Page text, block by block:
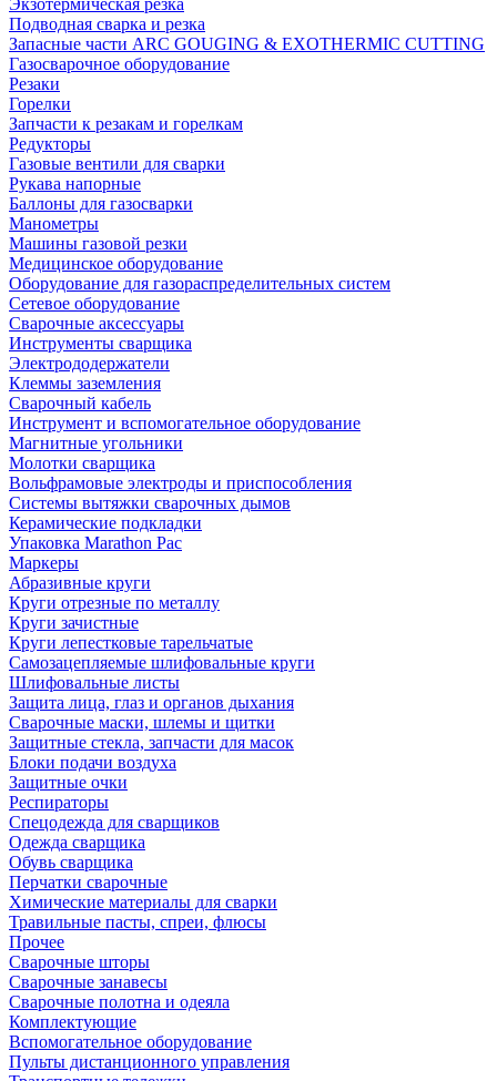
Экзотермическая резка
Подводная сварка и резка
Запасные части ARC GOUGING & EXOTHERMIC CUTTING
Газосварочное оборудование
Резаки
Горелки
Запчасти к резакам и горелкам
Редукторы
Газовые вентили для сварки
Рукава напорные
Баллоны для газосварки
Манометры
Машины газовой резки
Медицинское оборудование
Оборудование для газораспределительных систем
Сетевое оборудование
Сварочные аксессуары
Инструменты сварщика
Электрододержатели
Клеммы заземления
Сварочный кабель
Инструмент и вспомогательное оборудование
Магнитные угольники
Молотки сварщика
Вольфрамовые электроды и приспособления
Системы вытяжки сварочных дымов
Керамические подкладки
Упаковка Marathon Pac
Маркеры
Абразивные круги
Круги отрезные по металлу
Круги зачистные
Круги лепестковые тарельчатые
Самозацепляемые шлифовальные круги
Шлифовальные листы
Защита лица, глаз и органов дыхания
Сварочные маски, шлемы и щитки
Защитные стекла, запчасти для масок
Блоки подачи воздуха
Защитные очки
Респираторы
Спецодежда для сварщиков
Одежда сварщика
Обувь сварщика
Перчатки сварочные
Химические материалы для сварки
Травильные пасты, спреи, флюсы
Прочее
Сварочные шторы
Сварочные занавесы
Сварочные полотна и одеяла
Комплектующие
Вспомогательное оборудование
Пульты дистанционного управления